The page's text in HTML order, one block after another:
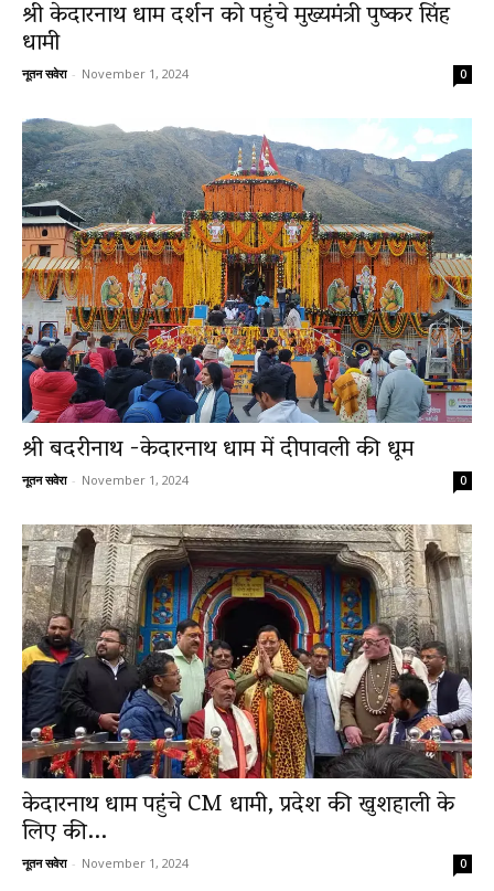
श्री केदारनाथ धाम दर्शन को पहुंचे मुख्यमंत्री पुष्कर सिंह
धामी
नूतन सवेरा - November 1, 2024 0
श्री बदरीनाथ -केदारनाथ धाम में दीपावली की धूम
नूतन सवेरा - November 1, 2024 0
केदारनाथ धाम पहुंचे CM धामी, प्रदेश की खुशहाली के
लिए की...
नूतन सवेरा - November 1, 2024 0